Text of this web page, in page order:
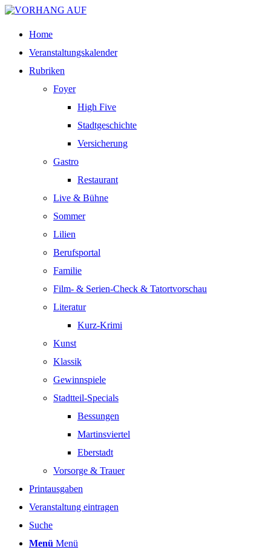
Home
Veranstaltungskalender
Rubriken
Foyer
High Five
Stadtgeschichte
Versicherung
Gastro
Restaurant
Live & Bühne
Sommer
Lilien
Berufsportal
Familie
Film- & Serien-Check & Tatortvorschau
Literatur
Kurz-Krimi
Kunst
Klassik
Gewinnspiele
Stadtteil-Specials
Bessungen
Martinsviertel
Eberstadt
Vorsorge & Trauer
Printausgaben
Veranstaltung eintragen
Suche
Menü Menü